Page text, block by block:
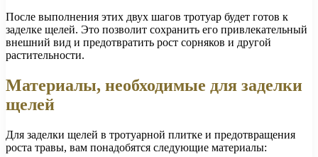
После выполнения этих двух шагов тротуар будет готов к
заделке щелей. Это позволит сохранить его привлекательный
внешний вид и предотвратить рост сорняков и другой
растительности.
Материалы, необходимые для заделки
щелей
Для заделки щелей в тротуарной плитке и предотвращения
роста травы, вам понадобятся следующие материалы: